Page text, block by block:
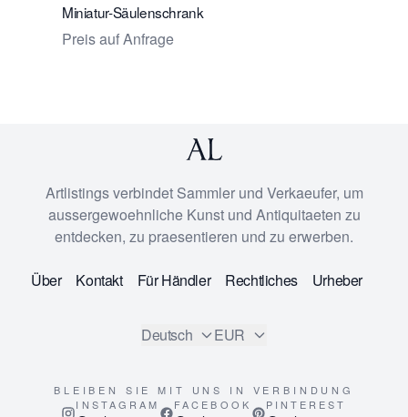
Miniatur-Säulenschrank
Preis auf Anfrage
Artlistings verbindet Sammler und Verkaeufer, um
aussergewoehnliche Kunst und Antiquitaeten zu
entdecken, zu praesentieren und zu erwerben.
Über Kontakt Für Händler Rechtliches Urheber
Deutsch EUR
BLEIBEN SIE MIT UNS IN VERBINDUNG
INSTAGRAM
FACEBOOK PINTEREST